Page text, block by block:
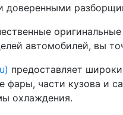
доверенными
автомобилей, вы
предоставляет
фары, части кузова и
охлаждения.